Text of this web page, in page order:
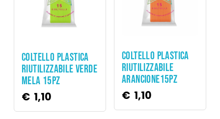
COLTELLO PLASTICA
RIUTILIZZABILE VERDE
MELA 15PZ
€ 1,10
COLTELLO PLASTICA
RIUTILIZZABILE
ARANCIONE15PZ
€ 1,10